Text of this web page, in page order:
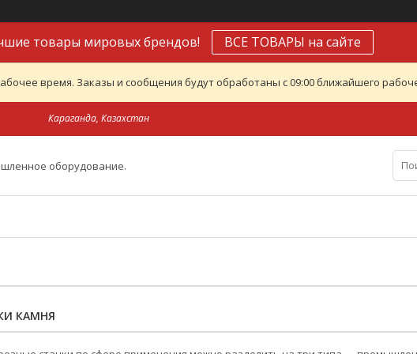
товары мировых брендов! ВСЕ ТОВАРЫ на сайте
время. Заказы и сообщения будут обработаны с 09:00 ближайшего
Караганда, Казахстан
оборудование.
КАМНЯ